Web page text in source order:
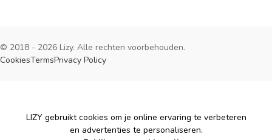
© 2018 - 2026 Lizy. Alle rechten voorbehouden.
CookiesTermsPrivacy Policy
Cookies
LIZY gebruikt cookies om je online ervaring te verbeteren
en advertenties te personaliseren.